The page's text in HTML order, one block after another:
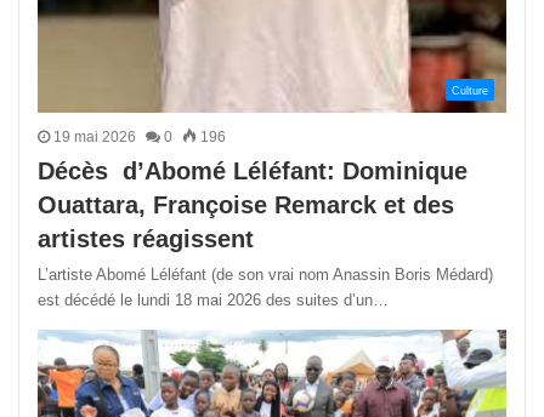
Culture
19 mai 2026 0 196
Décès d’Abomé Léléfant: Dominique
Ouattara, Françoise Remarck et des
artistes réagissent
L’artiste Abomé Léléfant (de son vrai nom Anassin Boris Médard)
est décédé le lundi 18 mai 2026 des suites d’un…